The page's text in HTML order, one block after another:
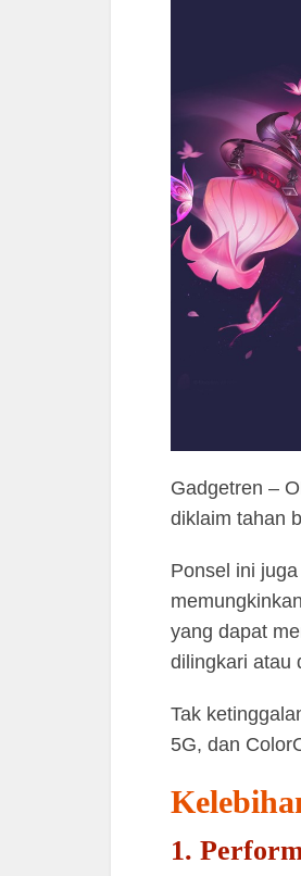
Gadgetren –
diklaim tahan
Ponsel ini
yang dapat
dilingkari atau
Tak
5G, dan
1.